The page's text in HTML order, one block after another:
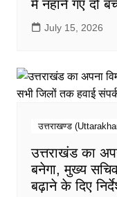
में नहाने गए दो
July 15, 2026
उत्तराखण्ड
उत्तराखंड का
बनेगा, मुख्य
बढ़ाने के दिए